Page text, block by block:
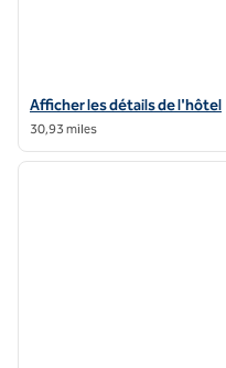
Afficher les détails de l'hôtel
Afficher les détails de l'hôtel
30,93 miles
1 sur 11